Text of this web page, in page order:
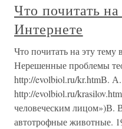
Что почитать
Интернете
Что почитать на эту
Нерешенные проблемы
http://evolbiol.ru/kr.htmВ.
http://evolbiol.ru/
человеческим
автотрофные животные.